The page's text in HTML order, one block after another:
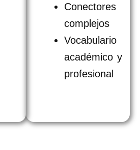
Conectores
complejos
Vocabulario
académico y
profesional